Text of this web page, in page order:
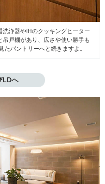
浄器やIHのクッキングヒーター
戸棚があり、広さや使い勝手も
パントリーへと続きますよ。
LDへ